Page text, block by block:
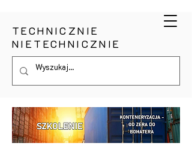
TECHNICZNIE
NIETECHNICZNIE